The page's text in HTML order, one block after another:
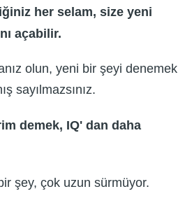
her selam, size yeni
açabilir.
olun, yeni bir şeyi denemek
sayılmazsınız.
demek, IQ' dan daha
şey, çok uzun sürmüyor.